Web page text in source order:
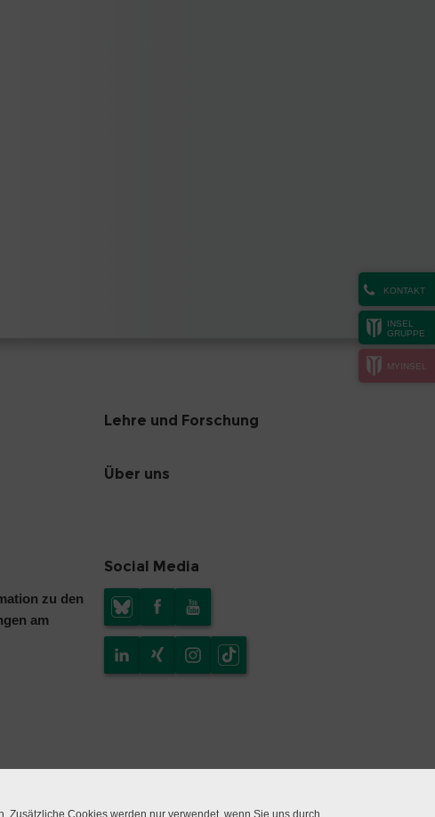
KONTAKT
INSEL
GRUPPE
MYINSEL
Lehre und Forschung
Über uns
zu den
am
Social Media
Zusätzliche Cookies werden nur verwendet, wenn Sie uns durch